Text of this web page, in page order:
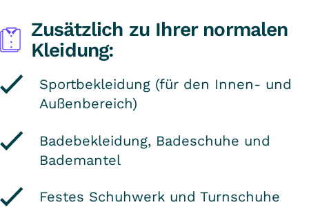
Zusätzlich zu Ihrer normalen
Kleidung:
Sportbekleidung (für den Innen- und
Außenbereich)
Badebekleidung, Badeschuhe und
Bademantel
Festes Schuhwerk und Turnschuhe